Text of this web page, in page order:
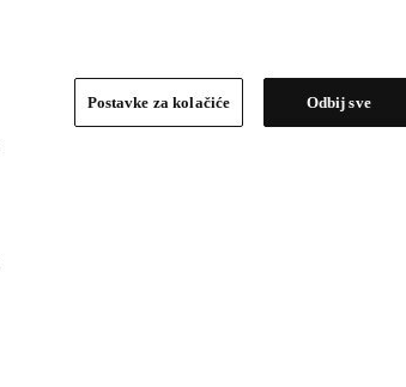
Postavke za kolačiće Odbij sve